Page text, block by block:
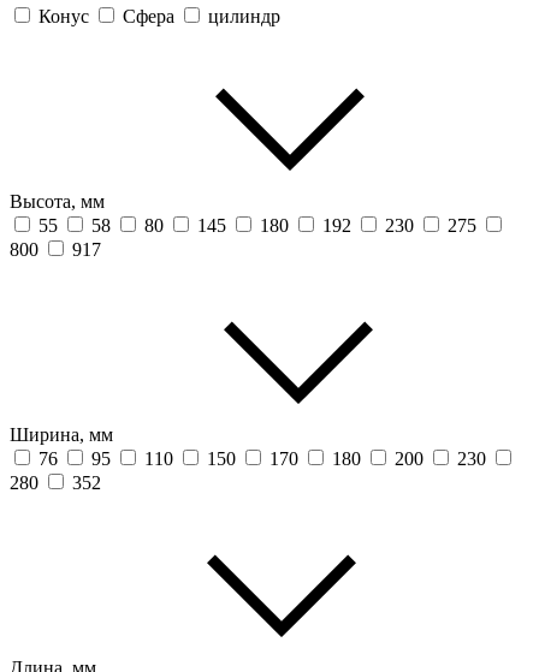
Конус Сфера цилиндр
Высота, мм
55
58 80 145 180 192 230
275
800
917
Ширина, мм
76
95 110 150 170 180 200
230
280
352
Длина, мм